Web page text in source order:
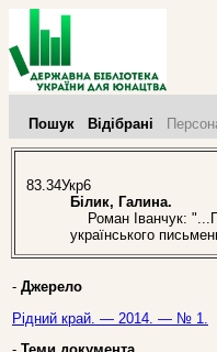
Пошук Відібрані
83.34Укр6
Білик, Галина.
Роман Іванчук:
українського
- Джерело
Рідний край. — 2014. — № 1.